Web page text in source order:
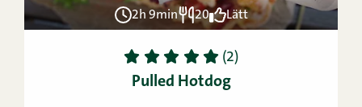
2h 9min 20 Lätt
1 2 3 4 5 (2)
Pulled Hotdog